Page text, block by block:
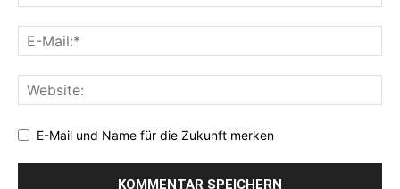
E-Mail und Name für die Zukunft merken